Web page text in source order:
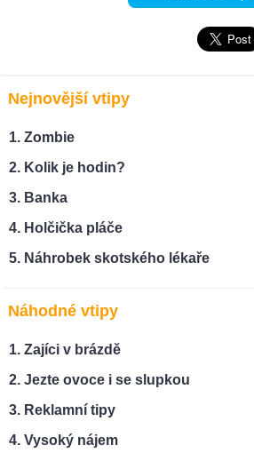
Nejnovější vtipy
Zombie
Kolik je hodin?
Banka
Holčička pláče
Náhrobek skotského lékaře
Náhodné vtipy
Zajíci v brázdě
Jezte ovoce i se slupkou
Reklamní tipy
Vysoký nájem